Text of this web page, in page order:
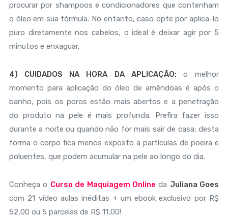
procurar por shampoos e condicionadores que contenham
o óleo em sua fórmula. No entanto, caso opte por aplica-lo
puro diretamente nos cabelos, o ideal é deixar agir por 5
minutos e enxaguar.
4) CUIDADOS NA HORA DA APLICAÇÃO: o melhor
momento para aplicação do óleo de amêndoas é após o
banho, pois os poros estão mais abertos e a penetração
do produto na pele é mais profunda. Prefira fazer isso
durante a noite ou quando não for mais sair de casa; desta
forma o corpo fica menos exposto a partículas de poeira e
poluentes, que podem acumular na pele ao longo do dia.
Conheça o Curso de Maquiagem Online da Juliana Goes
com 21 vídeo aulas inéditas + um ebook exclusivo por R$
52,00 ou 5 parcelas de R$ 11,00!